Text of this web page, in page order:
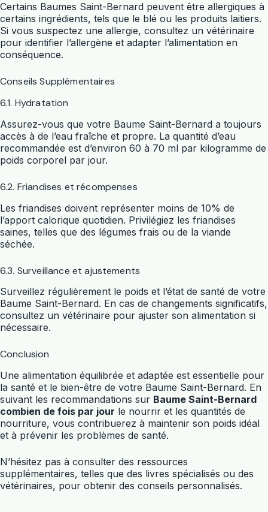
Certains Baumes Saint-Bernard peuvent être allergiques à
certains ingrédients, tels que le blé ou les produits laitiers.
Si vous suspectez une allergie, consultez un vétérinaire
pour identifier l’allergène et adapter l’alimentation en
conséquence.
Conseils Supplémentaires
6.1. Hydratation
Assurez-vous que votre Baume Saint-Bernard a toujours
accès à de l’eau fraîche et propre. La quantité d’eau
recommandée est d’environ 60 à 70 ml par kilogramme de
poids corporel par jour.
6.2. Friandises et récompenses
Les friandises doivent représenter moins de 10% de
l’apport calorique quotidien. Privilégiez les friandises
saines, telles que des légumes frais ou de la viande
séchée.
6.3. Surveillance et ajustements
Surveillez régulièrement le poids et l’état de santé de votre
Baume Saint-Bernard. En cas de changements significatifs,
consultez un vétérinaire pour ajuster son alimentation si
nécessaire.
Conclusion
Une alimentation équilibrée et adaptée est essentielle pour
la santé et le bien-être de votre Baume Saint-Bernard. En
suivant les recommandations sur Baume Saint-Bernard
combien de fois par jour le nourrir et les quantités de
nourriture, vous contribuerez à maintenir son poids idéal
et à prévenir les problèmes de santé.
N’hésitez pas à consulter des ressources
supplémentaires, telles que des livres spécialisés ou des
vétérinaires, pour obtenir des conseils personnalisés.